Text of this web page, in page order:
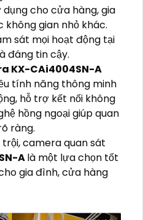
cho cửa hàng, gia
gian nhỏ khác.
sát mọi hoạt động tại
đáng tin cậy.
KX-CAi4004SN-A
tính năng thông minh
hỗ trợ kết nối không
hồng ngoại giúp quan
ràng.
camera quan sát
Alà một lựa chọn tốt
gia đình, cửa hàng